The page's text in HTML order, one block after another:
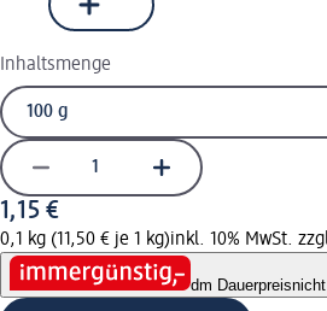
Inhaltsmenge
1,15 €
0,1 kg (11,50 € je 1 kg)inkl. 10% MwSt.
dm Dauerpreis